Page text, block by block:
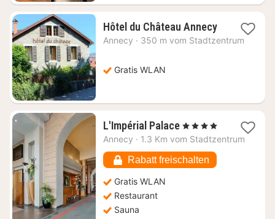
Hôtel du Château Annecy1
Nacht
Annecy · 350 m vom Stadtzentrum
Gratis WLAN
L'Impérial Palace1
Nacht
307,45
€
, 4 Sterne
Annecy · 1.3 Km vom Stadtzentrum
Rabatt freischalten
Gratis WLAN
Restaurant
Sauna